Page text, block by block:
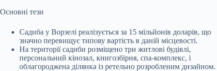
Основні тези
Садиба у Ворзелі реалізується за 15 мільйонів доларів, що
значно перевищує типову вартість в даній місцевості.
На території садиби розміщено три житлові будівлі,
персональний кінозал, книгозбірня, спа-комплекс, і
облагороджена ділянка із ретельно розробленим дизайном.